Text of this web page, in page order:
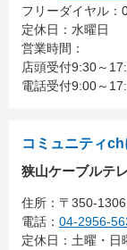
フリーダイヤル：
定休日：水曜日
営業時間：
店頭受付9:30～
電話受付9:00～
コミュニティ
狭山ケーブルテ
住所： 〒350-
電話： 04-2956-
定休日：土曜・日